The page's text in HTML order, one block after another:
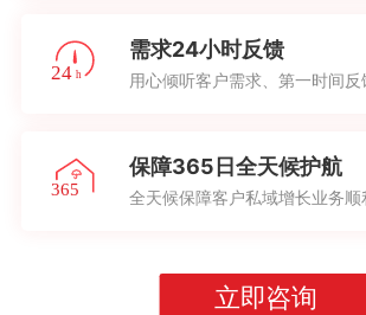
需求24小时反馈
用心倾听客户需求、第一时间
保障365日全天候护航
全天候保障客户私域增长业务顺
立即咨询